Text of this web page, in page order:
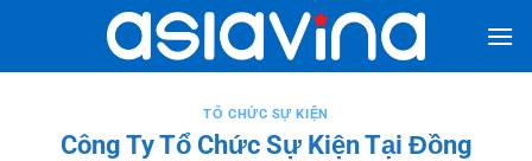
nội
TỔ CHỨC SỰ KIỆN
Công Ty Tổ Chức Sự Kiện Tại Đồng